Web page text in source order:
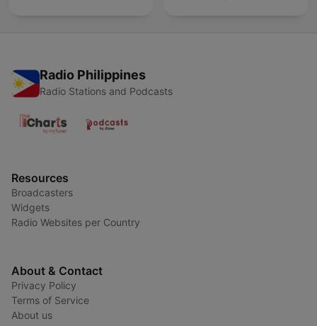
Radio Philippines
Radio Stations and Podcasts
Resources
Broadcasters
Widgets
Radio Websites per Country
About & Contact
Privacy Policy
Terms of Service
About us